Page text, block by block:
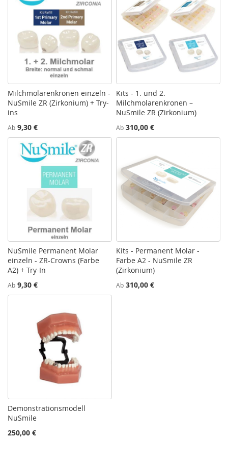
Milchmolarenkronen einzeln -
NuSmile ZR (Zirkonium) + Try-
ins
Ab 9,30 €
Kits - 1. und 2.
Milchmolarenkronen –
NuSmile ZR (Zirkonium)
Ab 310,00 €
NuSmile Permanent Molar
einzeln - ZR-Crowns (Farbe
A2) + Try-In
Ab 9,30 €
Kits - Permanent Molar -
Farbe A2 - NuSmile ZR
(Zirkonium)
Ab 310,00 €
Demonstrationsmodell
NuSmile
250,00 €